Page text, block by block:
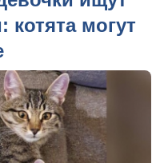
могут